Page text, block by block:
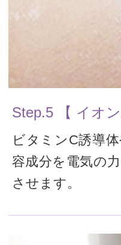
Step.5 【 イオン
ビタミンC誘導
容成分を電気の
させます。